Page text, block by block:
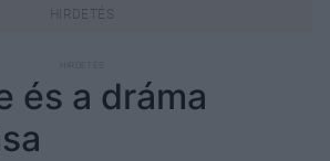
és a dráma